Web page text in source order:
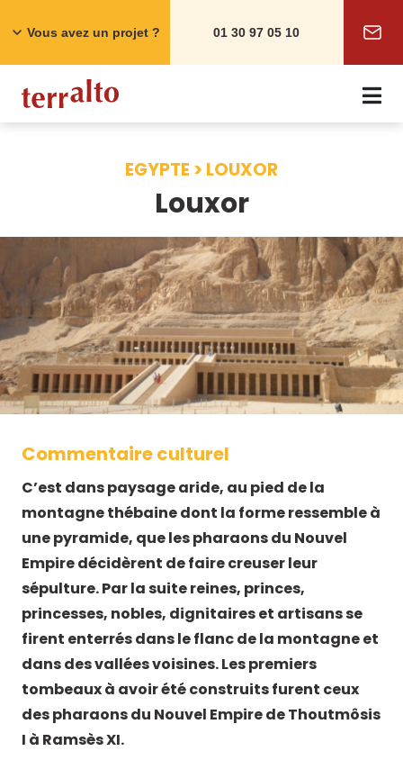
Vous avez un projet ? 01 30 97 05 10
EGYPTE > LOUXOR
Louxor
Commentaire culturel
C’est dans paysage aride, au pied de la
montagne thébaine dont la forme ressemble à
une pyramide, que les pharaons du Nouvel
Empire décidèrent de faire creuser leur
sépulture. Par la suite reines, princes,
princesses, nobles, dignitaires et artisans se
firent enterrés dans le flanc de la montagne et
dans des vallées voisines. Les premiers
tombeaux à avoir été construits furent ceux
des pharaons du Nouvel Empire de Thoutmôsis
I à Ramsès XI.